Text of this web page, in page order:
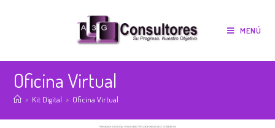
MENÚ
Oficina Virtual
> Kit Digital > Oficina Virtual